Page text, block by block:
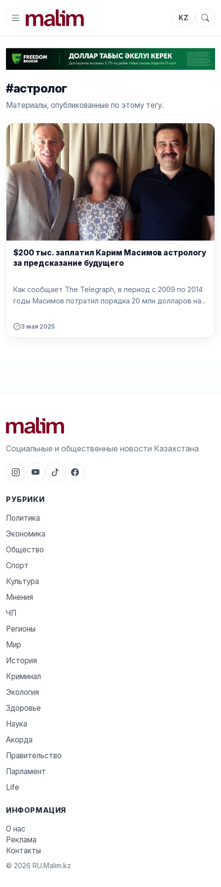
KZ
#астролог
Материалы, опубликованные по этому тегу.
$200 тыс. заплатил Карим Масимов астрологу
за предсказание будущего
Как сообщает The Telegraph, в период с 2009 по 2014
годы Масимов потратил порядка 20 млн долларов на...
3 мая 2025
Социальные и общественные новости Казахстана
РУБРИКИ
Политика
Экономика
Общество
Спорт
Культура
Мнения
ЧП
Регионы
Мир
История
Криминал
Экология
Здоровье
Наука
Акорда
Правительство
Парламент
Life
ИНФОРМАЦИЯ
О нас
Реклама
Контакты
© 2026 RU.Malim.kz